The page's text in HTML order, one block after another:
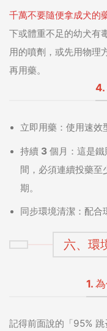
千萬不要隨便拿成犬的
下或體重不足的幼犬有
用的噴劑，或先用物理
再用藥。
4.
立即用藥：使用速效
持續 3 個月：這是
間，必須連續投藥至
期。
同步環境清潔：配合
六、環
1.
記得前面說的「95%